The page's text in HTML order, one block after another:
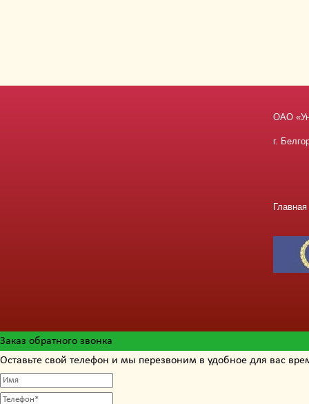
ОАО
г.
Главная
Заказ обратного звонка
Оставьте свой телефон и мы перезвоним в удобное для вас